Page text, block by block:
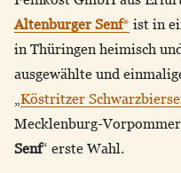
Altenburger Senf* ist in
in Thüringen heimisch
ausgewählte und
Köstritzer
Mecklenburg-
Senf“ erste Wahl.